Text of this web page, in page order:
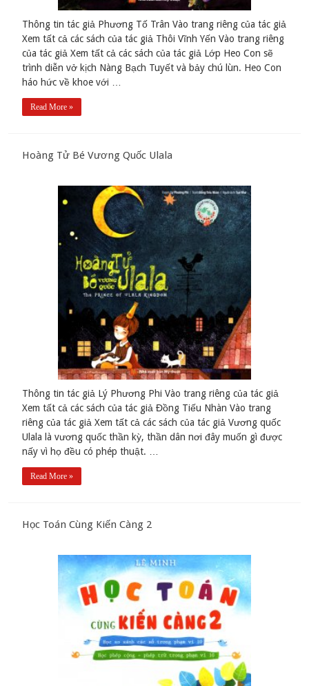
Thông tin tác giả Phương Tố Trân Vào trang riêng của tác giả
Xem tất cả các sách của tác giả Thôi Vĩnh Yến Vào trang riêng
của tác giả Xem tất cả các sách của tác giả Lớp Heo Con sẽ
trình diễn vở kịch Nàng Bạch Tuyết và bảy chú lùn. Heo Con
háo hức về khoe với …
Read More »
Hoàng Tử Bé Vương Quốc Ulala
Thông tin tác giả Lý Phương Phi Vào trang riêng của tác giả
Xem tất cả các sách của tác giả Đồng Tiếu Nhàn Vào trang
riêng của tác giả Xem tất cả các sách của tác giả Vương quốc
Ulala là vương quốc thần kỳ, thần dân nơi đây muốn gì được
nấy vì họ đều có phép thuật. …
Read More »
Học Toán Cùng Kiến Càng 2